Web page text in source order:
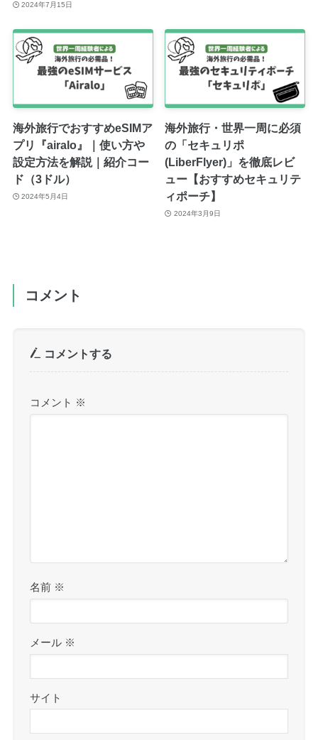
2024年7月15日
海外旅行でおすすめeSIMア
プリ『airalo』｜使い方や
設定方法を解説｜紹介コー
ド（3ドル）
2024年5月4日
海外旅行・世界一周に必須
の「セキュリポ
(LiberFlyer)」を徹底レビ
ュー【おすすめセキュリテ
ィポーチ】
2024年3月9日
コメント
コメントする
コメント ※
名前 ※
メール ※
サイト